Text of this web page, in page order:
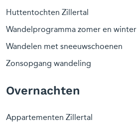
Huttentochten Zillertal
Wandelprogramma zomer en winter
Wandelen met sneeuwschoenen
Zonsopgang wandeling
Overnachten
Appartementen Zillertal